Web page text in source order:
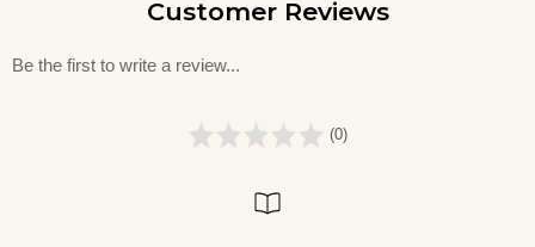
Customer Reviews
Be the first to write a review...
(0)